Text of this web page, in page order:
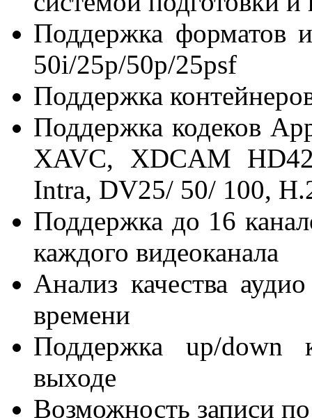
Поддержка форматов
50i/25p/50p/25psf
Поддержка
Поддержка кодеков
XAVC, XDCAM
Intra, DV25/ 50/ 100,
Поддержка до 16
каждого видеоканала
Анализ качества
времени
Поддержка up/down
выходе
Возможность записи